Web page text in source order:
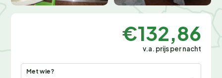
€132,86
v.a. prijs per nacht
Met wie?